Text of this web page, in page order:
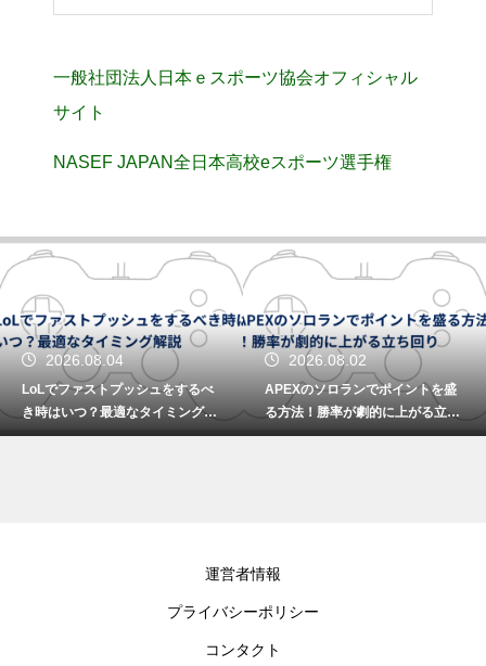
一般社団法人日本ｅスポーツ協会オフィシャル
サイト
NASEF JAPAN全日本高校eスポーツ選手権
2026.08.04
LoLでファストプッシュをするべ
き時はいつ？最適なタイミング解
説
2026.08.02
APEXのソロランでポイントを盛
る方法！勝率が劇的に上がる立ち
回り
運営者情報
プライバシーポリシー
コンタクト